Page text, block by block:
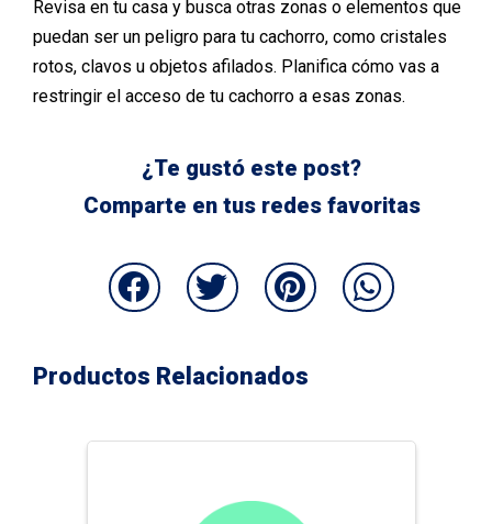
Revisa en tu casa y busca otras zonas o elementos que
puedan ser un peligro para tu cachorro, como cristales
rotos, clavos u objetos afilados. Planifica cómo vas a
restringir el acceso de tu cachorro a esas zonas.
¿Te gustó este post?
Comparte en tus redes favoritas
Productos Relacionados